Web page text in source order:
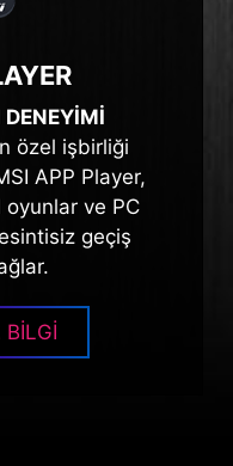
DENEYİMİ
özel işbirliği
APP Player,
ve PC
geçiş